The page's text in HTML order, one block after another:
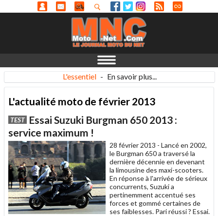
L'essentiel - En savoir plus...
L'actualité moto de février 2013
TEST Essai Suzuki Burgman 650 2013 :
service maximum !
28 février 2013 - Lancé en 2002,
le Burgman 650 a traversé la
dernière décennie en devenant
la limousine des maxi-scooters.
En réponse à l'arrivée de sérieux
concurrents, Suzuki a
pertinemment accentué ses
forces et gommé certaines de
ses faiblesses. Pari réussi ? Essai.